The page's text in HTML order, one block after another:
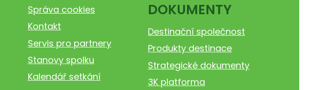
Správa cookies
Kontakt
Servis pro partnery
Stanovy spolku
Kalendář setkání
DOKUMENTY
Destinační společnost
Produkty destinace
Strategické dokumenty
3K platforma